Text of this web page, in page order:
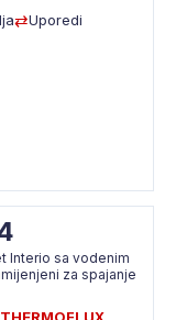
Uporedi
Interio sa vodenim
za spajanje